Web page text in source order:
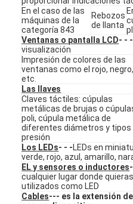
Sobre nosotros
Recorrido por la fábrica
Control de calidad
Contacta con nosotros
Noticias
Solicitar una cita
En el caso de las
máquinas de la
categoría 843
Rebozos
de llanta
Ventanas o pantalla LCD- - -
visualización
Impresión de colores de las
ventanas como el rojo, negro,
etc.
Las llaves
Claves táctiles: cúpulas
metálicas de brujas o
poli, cúpula metálica de
diferentes diámetros y tipos
presión
Los LEDs- - -LEDs en
verde, rojo, azul, amarillo,
EL y sensores o inductores
cualquier lugar donde
utilizados como LED
Cables--- es la extensión